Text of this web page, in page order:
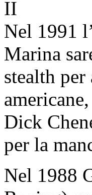
Nel 1991
Marina
stealth
Dick
per la
Nel 1988